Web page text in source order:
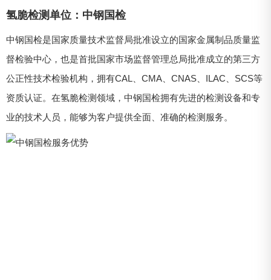
氢脆检测单位：中钢国检
中钢国检是国家质量技术监督局批准设立的国家金属制品质量监
督检验中心，也是首批国家市场监督管理总局批准成立的第三方
公正性技术检验机构，拥有CAL、CMA、CNAS、ILAC、SCS等
资质认证。在氢脆检测领域，中钢国检拥有先进的检测设备和专
业的技术人员，能够为客户提供全面、准确的检测服务。